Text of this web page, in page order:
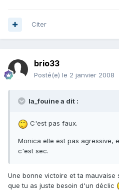
Citer
brio33
Posté(e) le 2 janvier 2008
la_fouine a dit :
C'est pas faux.
Monica elle est pas agressive,
c'est sec.
Une bonne victoire et ta mauvaise
que tu as juste besoin d'un déclic